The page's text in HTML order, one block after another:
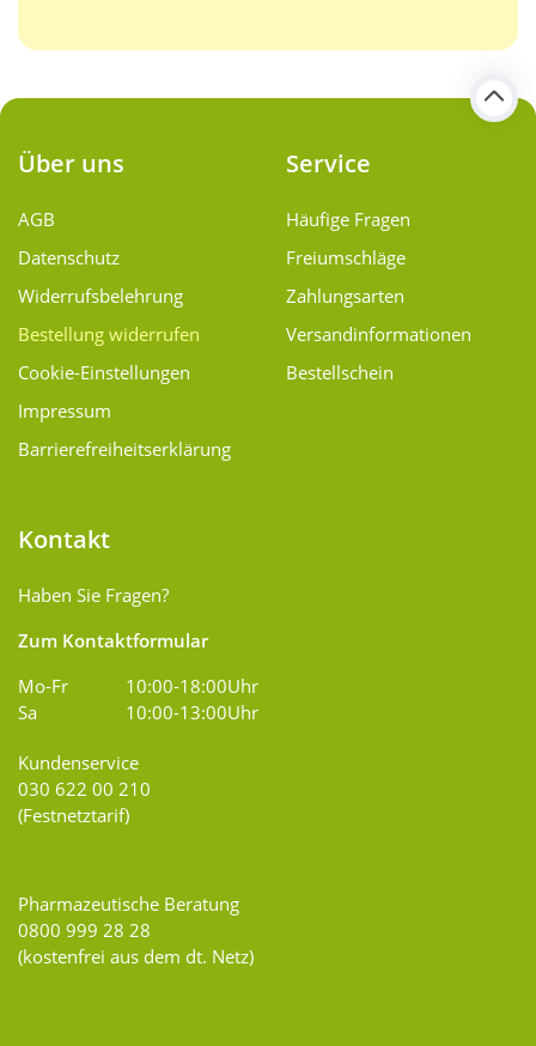
Über uns
AGB
Datenschutz
Widerrufsbelehrung
Bestellung widerrufen
Cookie-Einstellungen
Impressum
Barrierefreiheitserklärung
Service
Häufige Fragen
Freiumschläge
Zahlungsarten
Versand­informationen
Bestellschein
Kontakt
Haben Sie Fragen?
Zum Kontaktformular
Mo-Fr
10:00-18:00Uhr
Sa
10:00-13:00Uhr
Kundenservice
030 622 00 210
(Festnetztarif)
Pharmazeutische Beratung
0800 999 28 28
(kostenfrei aus dem dt. Netz)